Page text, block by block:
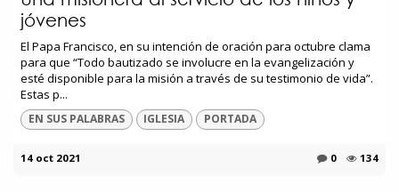
jóvenes
El Papa Francisco, en su intención de oración para octubre clama
para que “Todo bautizado se involucre en la evangelización y
esté disponible para la misión a través de su testimonio de vida”.
Estas p...
EN SUS PALABRAS IGLESIA PORTADA
14 oct 2021 0 134